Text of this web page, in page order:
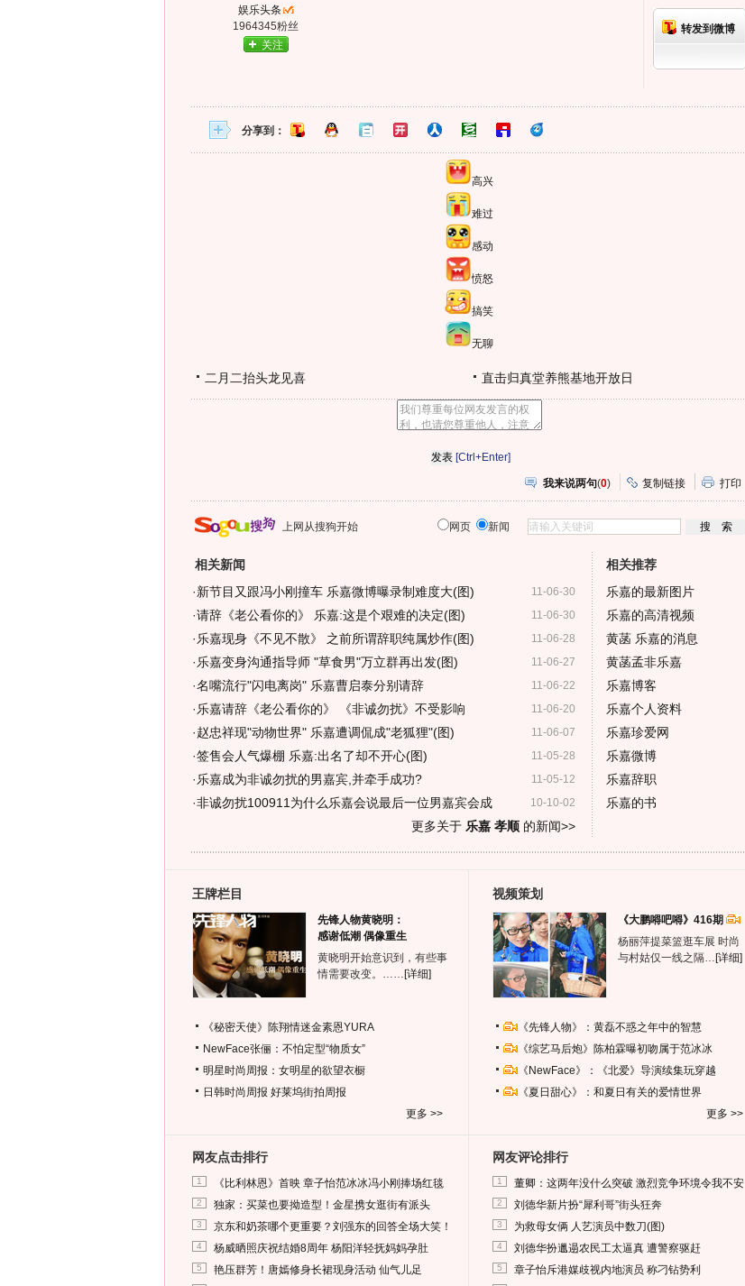
娱乐头条
1964345粉丝
关注
转发到微博
分享到：
高兴
难过
感动
愤怒
搞笑
无聊
二月二抬头龙见喜 直击归真堂养熊基地开放日
[Ctrl+Enter]
我来说两句(0) 复制链接 打印
上网从搜狗开始 网页 新闻
相关新闻
11-06-30
·新节目又跟冯小刚撞车 乐嘉微博曝录制难度大(图)
11-06-30
·请辞《老公看你的》 乐嘉:这是个艰难的决定(图)
11-06-28
· 乐嘉现身《不见不散》 之前所谓辞职纯属炒作(图)
11-06-27
· 乐嘉变身沟通指导师 "草食男"万立群再出发(图)
11-06-22
·名嘴流行"闪电离岗" 乐嘉曹启泰分别请辞
11-06-20
· 乐嘉请辞《老公看你的》 《非诚勿扰》不受影响
11-06-07
·赵忠祥现"动物世界" 乐嘉遭调侃成"老狐狸"(图)
11-05-28
·签售会人气爆棚 乐嘉:出名了却不开心(图)
11-05-12
· 乐嘉成为非诚勿扰的男嘉宾,并牵手成功?
10-10-02
·非诚勿扰100911为什么乐嘉会说最后一位男嘉宾会成
更多关于 乐嘉 孝顺的新闻>>
相关推荐
乐嘉的最新图片
乐嘉的高清视频
黄菡 乐嘉的消息
黄菡孟非乐嘉
乐嘉博客
乐嘉个人资料
乐嘉珍爱网
乐嘉微博
乐嘉辞职
乐嘉的书
王牌栏目
先锋人物黄晓明：
感谢低潮 偶像重生
黄晓明开始意识到，有些事
情需要改变。…… [详细]
《秘密天使》陈翔情迷金素恩YURA
NewFace张俪：不怕定型“物质女”
明星时尚周报：女明星的欲望衣橱
日韩时尚周报 好莱坞街拍周报
更多 >>
视频策划
《大鹏嘚吧嘚》416期
杨丽萍提菜篮逛车展 时尚
与村姑仅一线之隔… [详细]
《先锋人物》：黄磊不惑之年中的智慧
《综艺马后炮》陈柏霖曝初吻属于范冰冰
《NewFace》：《北爱》导演续集玩穿越
《夏日甜心》：和夏日有关的爱情世界
更多 >>
网友点击排行
1 《比利林恩》首映 章子怡范冰冰冯小刚捧场红毯
2 独家：买菜也要拗造型！金星携女逛街有派头
3 京东和奶茶哪个更重要？刘强东的回答全场大笑！
4 杨威晒照庆祝结婚8周年 杨阳洋轻抚妈妈孕肚
5 艳压群芳！唐嫣修身长裙现身活动 仙气儿足
网友评论排行
1 董卿：这两年没什么突破 激烈竞争环境令我不安
2 刘德华新片扮“犀利哥”街头狂奔
3 为救母女俩 人艺演员中数刀(图)
4 刘德华扮邋遢农民工太逼真 遭警察驱赶
5 章子怡斥港媒歧视内地演员 称刁钻势利